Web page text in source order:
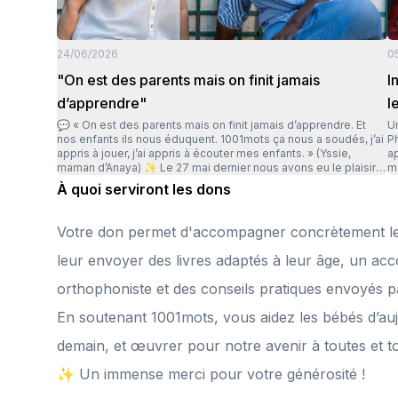
24/06/2026
"On est des parents mais on finit jamais
d’apprendre"
💬 « On est des parents mais on finit jamais d’apprendre. Et
nos enfants ils nous éduquent. 1001mots ça nous a soudés, j’ai
appris à jouer, j’ai appris à écouter mes enfants. » (Yssie,
maman d’Anaya) ✨ Le 27 mai dernier nous avons eu le plaisir
de réunir un cercle de donateurs de 1001mots pour une soirée
riche en échanges. Les participants ont été émus par la
accompagnée par 1001mots à un moment où elle se sentait
dépassée par son quotidien de maman de 3 enfants. Petit à
petit, les livres envoyés et les appels réguliers d’Aurélie,
l’orthophoniste de 1001mots qui suivait son parcours, ont
redonné de l’espoir à cette maman. « Avec 1001mots, j’ai remis
de l’ordre dans mes idées, dans mon quotidien avec mes
enfants. J’ai changé mon jour de repos pour qu’on puisse aller
à la médiathèque le mercredi. Et quand on y va, franchement je
vois qu’il y a une bonne atmosphère avec mes enfants
comparé à quand je suis à la maison et qu’ils sont branchés
devant la télé. » De beaux projets se dessinent, et nous
sommes impatients de les construire à vos côtés.
à
À quoi serviront les dons
Votre don permet d'accompagner concrètement
leur envoyer des livres adaptés à leur âge, un
orthophoniste et des conseils pratiques envoyés
En soutenant 1001mots, vous aidez les bébés
demain, et œuvrer pour notre avenir à toutes et
✨ Un immense merci pour votre générosité !